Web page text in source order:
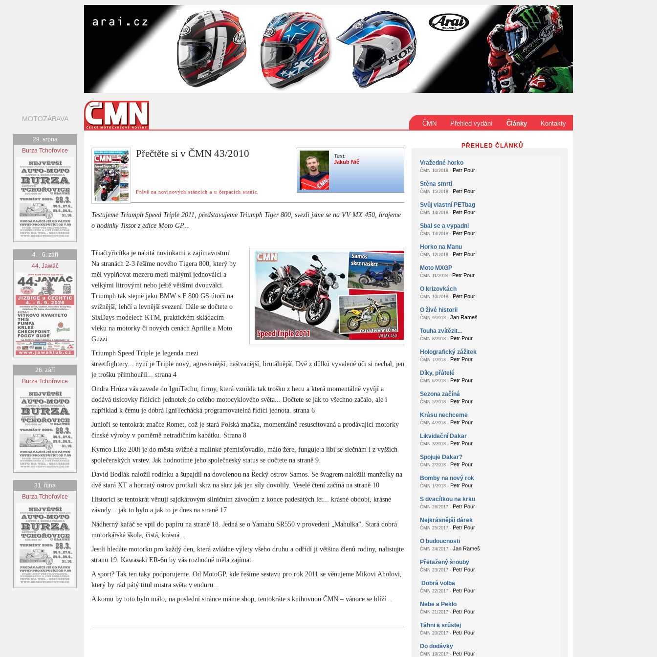
ČMN Přehled vydání Články Kontakty
Text:
Jakub Nič
Přečtěte si v ČMN 43/2010
Právě na novinových stáncích a u čerpacích stanic.
Testujeme Triumph Speed Triple 2011, představujeme Triumph Tiger 800, svezli jsme se na VV MX 450, hrajeme
o hodinky Tissot z edice Moto GP...
Třiačtyřicítka je nabitá novinkami a zajímavostmi.
Na stranách 2-3 řešíme nového Tigera 800, který by
měl vyplňovat mezeru mezi malými jednoválci a
velkými litrovými nebo ještě většími dvouválci.
Triumph tak stejně jako BMW s F 800 GS útočí na
svižnější, lehčí a levnější svezení. Dále se dočtete o
SixDays modelech KTM, praktickém skládacím
vleku na motorky či nových cenách Aprilie a Moto
Guzzi
Triumph Speed Triple je legenda mezi
streetfightery... nyní je Triple nový, agresivnější, naštvanější, brutálnější. Dvě z důlků vyvalené oči si nechal, jen
je trošku přimhouřil... strana 4
Ondra Hrůza vás zavede do IgniTechu, firmy, která vznikla tak trošku z hecu a která momentálně vyvíjí a
dodává tisícovky řídících jednotek do celého motocyklového světa... Dočtete se jak to všechno začalo, ale i
například k čemu je dobrá IgniTechácká programovatelná řídící jednota. strana 6
Junioři se tentokrát značce Romet, což je stará Polská značka, momentálně resuscitovaná a prodávající motorky
čínské výroby v poměrně netradičním kabátku. Strana 8
Kymco Like 200i je do města svižné a malinké přemisťovadlo, málo žere, funguje a líbí se slečnám i z vyšších
společenských vrstev. Jak hodnotíme jeho společneský status se dočtete na straně 9.
David Bodlák naložil rodinku a šupajdil na dovolenou na Řecký ostrov Samos. Se švagrem naložili manželky na
dvě stará XT a hornatý ostrov protkali skrz na skrz jak jen síly dovolily. Veselé čtení začíná na straně 10
Historici se tentokrát věnují sajdkárovým silničním závodům z konce padesátých let... krásné období, krásné
závody... jak to bylo a jak to je dnes na straně 17
Nádherný kafáč se vpil do papíru na straně 18. Jedná se o Yamahu SR550 v provedení „Mahulka“. Stará dobrá
motorkářská škola, čistá, krásná...
Jestli hledáte motorku pro každý den, která zvládne výlety všeho druhu a odřídí ji většina členů rodiny, nalistujte
stranu 19. Kawasaki ER-6n by vás rozhodně měla zajímat.
A sport? Tak ten taky podporujeme. Od MotoGP, kde řešíme sestavu pro rok 2011 se věnujeme Mikovi Aholovi,
který by rád pátý titul mistra světa v enduru...
A komu by toto bylo málo, na poslední stránce máme shop, tentokráte s knihovnou ČMN – vánoce se blíží...
PŘEHLED ČLÁNKŮ
Vražedné horko
ČMN 16/2018 - Petr Pour
Stěna smrti
ČMN 15/2018 - Petr Pour
Svůj vlastní PETbag
ČMN 14/2018 - Petr Pour
Sbal se a vypadni
ČMN 13/2018 - Petr Pour
Horko na Manu
ČMN 12/2018 - Petr Pour
Moto MXGP
ČMN 11/2018 - Petr Pour
O krizovkách
ČMN 10/2018 - Petr Pour
O živé historii
ČMN 9/2018 - Jan Rameš
Touha zvítězit...
ČMN 8/2018 - Petr Pour
Holografický zážitek
ČMN 7/2018 - Petr Pour
Díky, přátelé
ČMN 6/2018 - Petr Pour
Sezona začíná
ČMN 5/2018 - Petr Pour
Krásu nechceme
ČMN 4/2018 - Petr Pour
Likvidační Dakar
ČMN 3/2018 - Petr Pour
Spojuje Dakar?
ČMN 2/2018 - Petr Pour
Bomby na nový rok
ČMN 1/2018 - Petr Pour
S dvacítkou na krku
ČMN 26/2017 - Petr Pour
Nejkrásnější dárek
ČMN 25/2017 - Petr Pour
O budoucnosti
ČMN 24/2017 - Jan Rameš
Přetažený šrouby
ČMN 23/2017 - Petr Pour
Dobrá volba
ČMN 22/2017 - Petr Pour
Nebe a Peklo
ČMN 21/2017 - Petr Pour
Táhni a srůstej
ČMN 20/2017 - Petr Pour
Do dodávky
ČMN 19/2017 - Petr Pour
MOTOZÁBAVA
29. srpna
Burza Tchořovice
4. - 6. září
44. Jawáč
26. září
Burza Tchořovice
31. října
Burza Tchořovice